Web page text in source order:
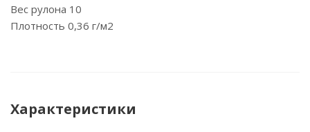
Вес рулона 10
Плотность 0,36 г/м2
Характеристики